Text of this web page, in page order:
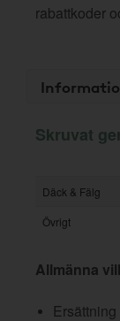
rabattkoder
Skruvat
Däck & Fälg
Övrigt
Allmänna